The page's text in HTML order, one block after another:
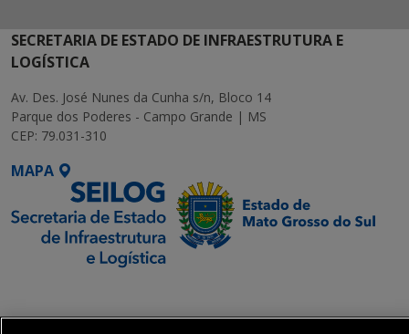
SECRETARIA DE ESTADO DE INFRAESTRUTURA E
LOGÍSTICA
Av. Des. José Nunes da Cunha s/n, Bloco 14
Parque dos Poderes - Campo Grande | MS
CEP: 79.031-310
MAPA
Executiva de